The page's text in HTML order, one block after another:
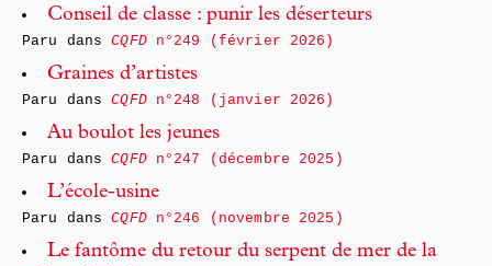
Conseil de classe : punir les déserteurs
Paru dansCQFDn°249 (février 2026)
Graines d’artistes
Paru dansCQFDn°248 (janvier 2026)
Au boulot les jeunes
Paru dansCQFDn°247 (décembre 2025)
L’école-usine
Paru dansCQFDn°246 (novembre 2025)
Le fantôme du retour du serpent de mer de la